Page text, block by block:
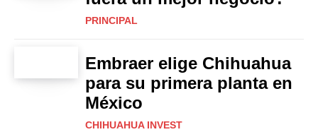
PRINCIPAL
Embraer elige Chihuahua
para su primera planta en
México
CHIHUAHUA INVEST